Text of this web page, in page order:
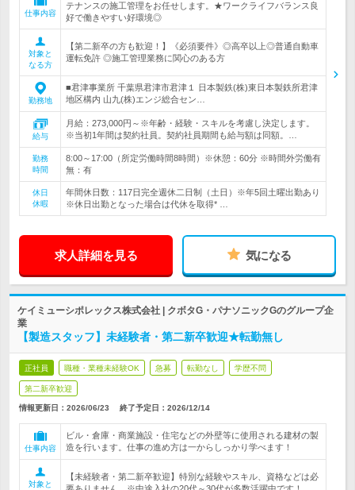
仕事内容
テナンスの施工管理をお任せします。★ワークライフバランス良
好で働きやすい好環境◎
対象と
なる方
【第二新卒の方も歓迎！】《必須要件》◎高卒以上◎普通自動車
運転免許 ◎施工管理業務に関心のある方
勤務地
■君津事業所 千葉県君津市君津１ 日本製鉄(株)東日本製鉄所君津
地区構内 山九(株)エンジ総合セン…
給与
月給：273,000円～※年齢・経験・スキルを考慮し決定します。
※当初1年間は契約社員。契約社員期間も給与額は同額。…
勤務
時間
8:00～17:00（所定労働時間8時間）※休憩：60分 ※時間外労働有
無：有
休日
休暇
年間休日数：117日完全週休二日制（土日）※年5回土曜出勤あり
※休日出勤となった場合は代休を取得* …
求人詳細を見る 気になる
ケイミューシポレックス株式会社 | クボタG・パナソニックGのグループ企
業
【製造スタッフ】未経験者・第二新卒歓迎★転勤無し
正社員 職種・業種未経験OK 急募 転勤なし 学歴不問
第二新卒歓迎
情報更新日：2026/06/23 終了予定日： 2026/12/14
仕事内容
ビル・倉庫・商業施設・住宅などの外壁等に使用される建材の製
造を行います。仕事の進め方は一からしっかり学べます！
対象と
【未経験者・第二新卒歓迎】特別な経験やスキル、資格などは必